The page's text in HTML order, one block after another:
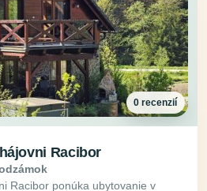
0 recenzií
Racibor
Racibor ponúka ubytovanie v